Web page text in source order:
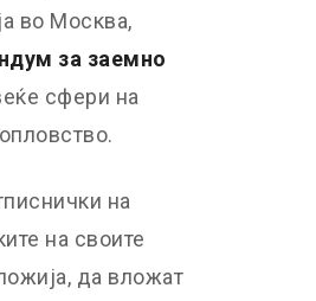
во Москва,
за заемно
сфери на
на
на своите
да вложат